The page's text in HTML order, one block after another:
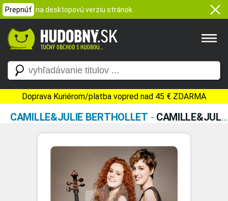
Prepnúť na desktopovú verziu stránok
Doprava Kuriérom/platba vopred nad 45 € ZDARMA
CAMILLE&JULIE BERTHOLLET - CAMILLE&JULIE BERTHOLLET